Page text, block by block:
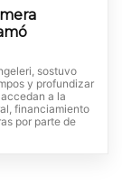
sostuvo
y profundizar
a la
financiamiento
por parte de